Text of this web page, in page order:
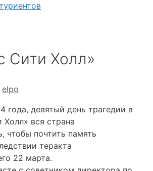
Сити Холл»
elpo
года, девятый день трагедии в
Холл» вся страна
чтобы почтить память
теракта
22 марта.